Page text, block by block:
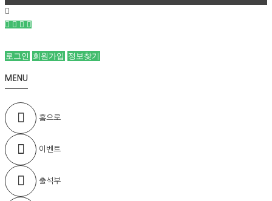
로그인 회원가입 정보찾기
MENU
홈으로
이벤트
출석부